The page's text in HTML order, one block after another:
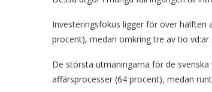
Investeringsfokus ligger för över hälften
procent), medan omkring tre av tio
De största utmaningarna för de
affärsprocesser (64 procent), medan